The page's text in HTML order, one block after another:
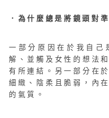
．為什麼總是將鏡頭對
一部分原因在於我自己
解、並觸及女性的想法
有所連結。另一部分在
細緻、陰柔且脆弱，內
的氣質。